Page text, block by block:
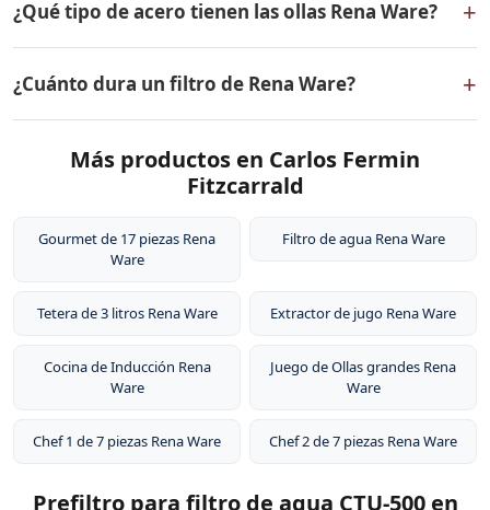
dos capas externas de acero inoxidable quirúrgico
18/10, dos capas de aleación de aluminio para
distribución uniforme del calor, y un núcleo central de
aluminio puro. Este diseño permite cocinar a baja
temperatura conservando los nutrientes de los
alimentos.
¿Qué tipo de acero tienen las ollas Rena Ware? +
inoxidable quirúrgico 18/10 (18% cromo, 10% níquel).
Este tipo de acero es resistente a la corrosión, no libera
es extremadamente duradero. Por eso tienen garantía
¿Cuánto dura un filtro de Rena Ware? +
cartucho de aproximadamente 6 meses o 1,500 litros
de agua, dependiendo de la calidad del agua en tu
instalación de plomería, y los cartuchos de repuesto
están disponibles para compra.
Más productos en Carlos Fermin
Fitzcarrald
Gourmet de 17 piezas Rena
Ware
Filtro de agua Rena Ware
Tetera de 3 litros Rena Ware Extractor de jugo Rena Ware
Cocina de Inducción Rena
Ware
Juego de Ollas grandes Rena
Ware
Chef 1 de 7 piezas Rena Ware Chef 2 de 7 piezas Rena Ware
Prefiltro para filtro de agua CTU-500 en